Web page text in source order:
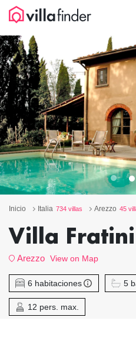
Inicio Italia 734 villas Arezzo 45
Villa Fratini
Arezzo View on Map
6 habitaciones 5
12 pers. max.
Panel de gestión de cookies